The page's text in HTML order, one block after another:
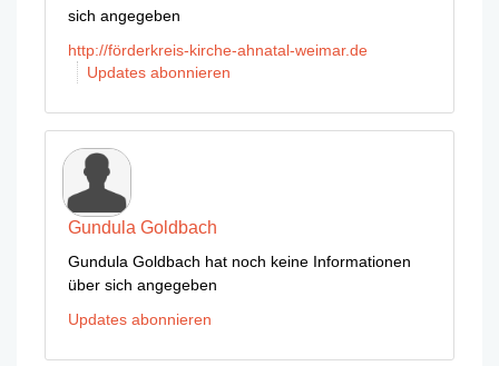
sich angegeben
http://förderkreis-kirche-ahnatal-weimar.de
Updates abonnieren
Gundula Goldbach
Gundula Goldbach hat noch keine Informationen
über sich angegeben
Updates abonnieren